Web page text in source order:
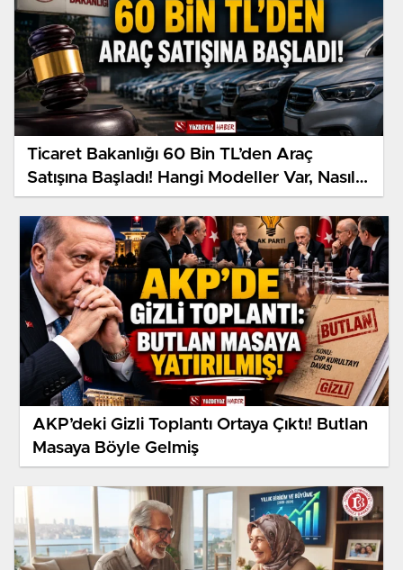
Ticaret Bakanlığı 60 Bin TL’den Araç
Satışına Başladı! Hangi Modeller Var, Nasıl
Başvurulur?
AKP’deki Gizli Toplantı Ortaya Çıktı! Butlan
Masaya Böyle Gelmiş